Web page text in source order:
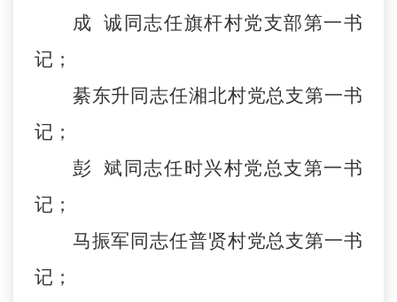
成
诚同志任旗杆村党支部第一书
记；
綦东升同志任湘北村党总支第一书
记；
彭 斌同志任时兴村党总支第一书
记；
马振军同志任普贤村党总支第一书
记；